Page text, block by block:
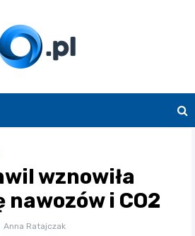
wznowiła
i CO2
Anna Ratajczak